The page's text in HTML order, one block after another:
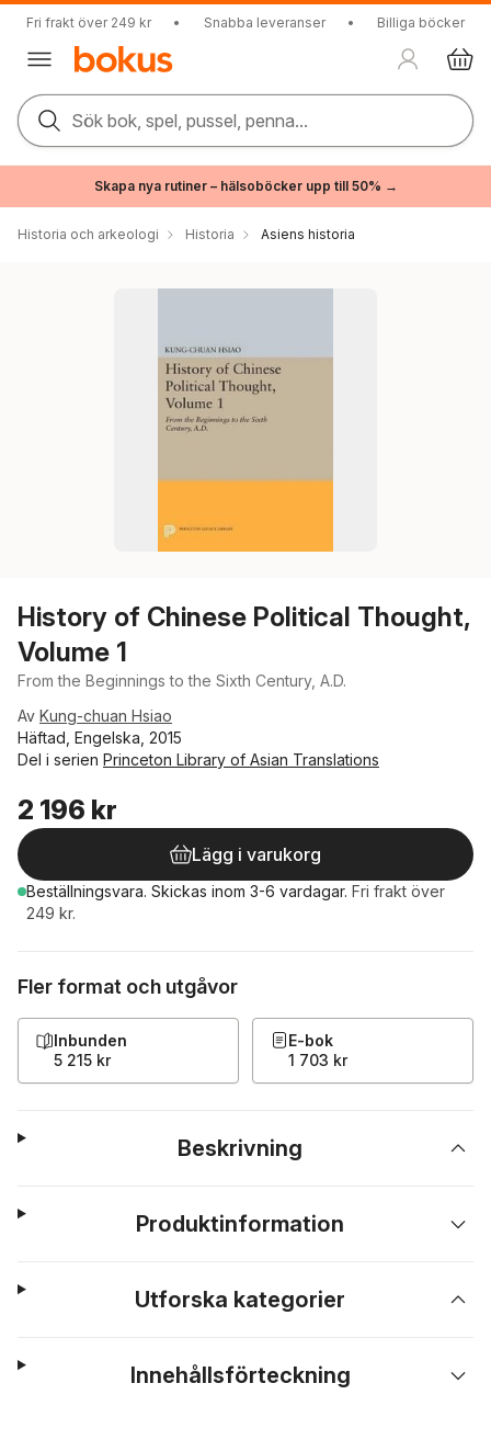
Fri frakt över 249 kr • Snabba leveranser • Billiga böcker
Sök bok, spel, pussel, penna...
Skapa nya rutiner – hälsoböcker upp till 50% →
Historia och arkeologi Historia Asiens historia
History of Chinese Political Thought,
Volume 1
From the Beginnings to the Sixth Century, A.D.
Av Kung-chuan Hsiao
Häftad, Engelska, 2015
Del i serien Princeton Library of Asian Translations
2 196 kr
Lägg i varukorg
Beställningsvara. Skickas inom 3-6 vardagar. Fri frakt över
249 kr.
Fler format och utgåvor
Inbunden
5 215 kr
E-bok
1 703 kr
Beskrivning
Produktinformation
Utforska kategorier
Innehållsförteckning